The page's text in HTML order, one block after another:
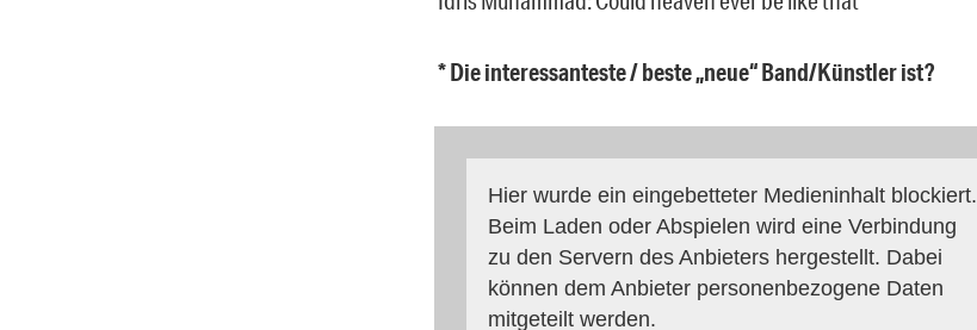
* Die interessanteste / beste „neue“ Band/Künstler ist?
Hier wurde ein eingebetteter Medieninhalt blockiert.
Beim Laden oder Abspielen wird eine Verbindung
zu den Servern des Anbieters hergestellt. Dabei
können dem Anbieter personenbezogene Daten
mitgeteilt werden.